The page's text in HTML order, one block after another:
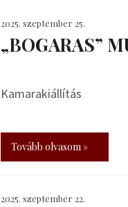
2025. szeptember 25.
„BOGARAS”
Kamarakiállítás
Tovább olvasom »
2025. szeptember 22.